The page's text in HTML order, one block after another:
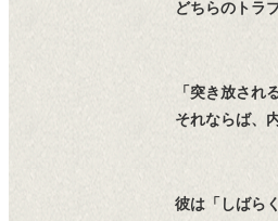
どちらのトラ
「突き放され
それならば、
彼は「しばら